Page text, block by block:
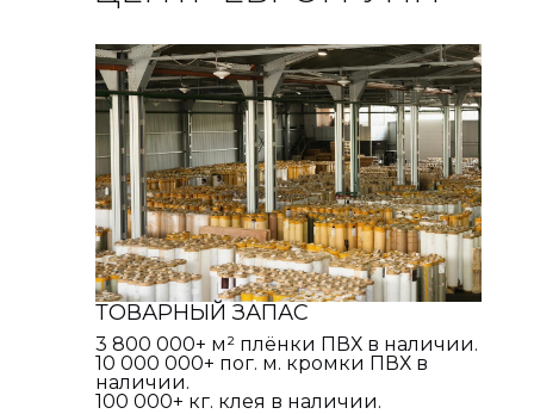
ТОВАРНЫЙ ЗАПАС
3 800 000+ м² плёнки ПВХ в наличии.
10 000 000+ пог. м. кромки ПВХ в
наличии.
100 000+ кг. клея в наличии.